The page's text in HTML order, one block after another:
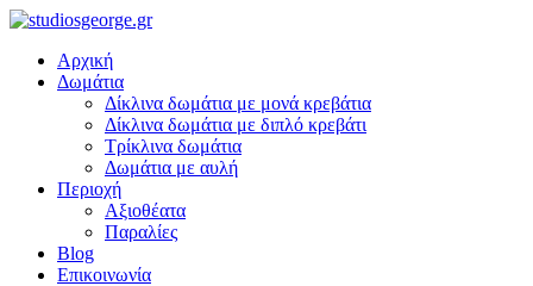
Αρχική
Δωμάτια
Δίκλινα δωμάτια με μονά κρεβάτια
Δίκλινα δωμάτια με διπλό κρεβάτι
Τρίκλινα δωμάτια
Δωμάτια με αυλή
Περιοχή
Αξιοθέατα
Παραλίες
Blog
Επικοινωνία